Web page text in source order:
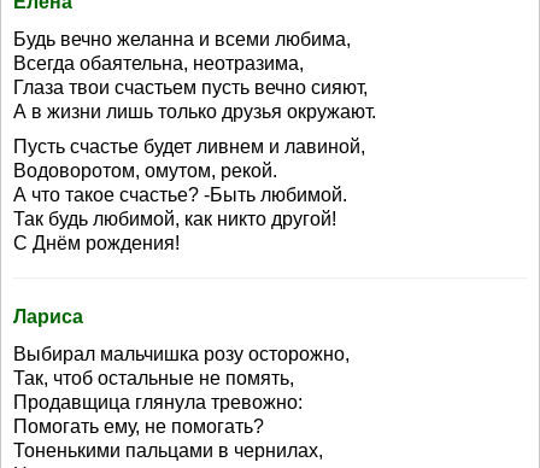
Будь вечно желанна и всеми любима,
Всегда обаятельна, неотразима,
Глаза твои счастьем пусть вечно сияют,
А в жизни лишь только друзья окружают.
Пусть счастье будет ливнем и лавиной,
Водоворотом, омутом, рекой.
А что такое счастье? -Быть любимой.
Так будь любимой, как никто другой!
С Днём рождения!
Лариса
Выбирал мальчишка розу осторожно,
Так, чтоб остальные не помять,
Продавщица глянула тревожно:
Помогать ему, не помогать?
Тоненькими пальцами в чернилах,